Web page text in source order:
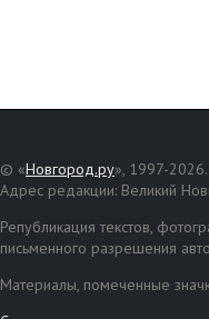
© «Новгород.ру», 1997-2026.
Адрес редакции: Великий
Републикация текстов,
письменного разрешения
Материалы, помеченные